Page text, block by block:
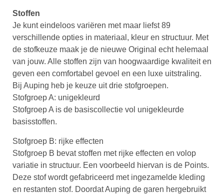
Stoffen
Je kunt eindeloos variëren met maar liefst 89
verschillende opties in materiaal, kleur en structuur. Met
de stofkeuze maak je de nieuwe Original echt helemaal
van jouw. Alle stoffen zijn van hoogwaardige kwaliteit en
geven een comfortabel gevoel en een luxe uitstraling.
Bij Auping heb je keuze uit drie stofgroepen.
Stofgroep A: unigekleurd
Stofgroep A is de basiscollectie vol unigekleurde
basisstoffen.
Stofgroep B: rijke effecten
Stofgroep B bevat stoffen met rijke effecten en volop
variatie in structuur. Een voorbeeld hiervan is de Points.
Deze stof wordt gefabriceerd met ingezamelde kleding
en restanten stof. Doordat Auping de garen hergebruikt